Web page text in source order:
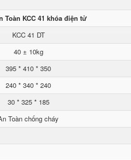
Toàn KCC 41 khóa điện tử
KCC 41 DT
40 ± 10kg
395 * 410 * 350
240 * 340 * 240
30 * 325 * 185
Toàn chống cháy